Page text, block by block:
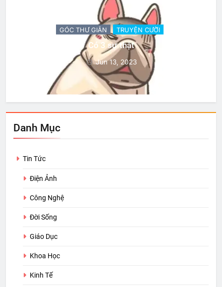
GÓC THƯ GIÃN TRUYỆN CƯỜI
Có 3 sự thật
Jun 13, 2023
Danh Mục
Tin Tức
Điện Ảnh
Công Nghệ
Đời Sống
Giáo Dục
Khoa Học
Kinh Tế